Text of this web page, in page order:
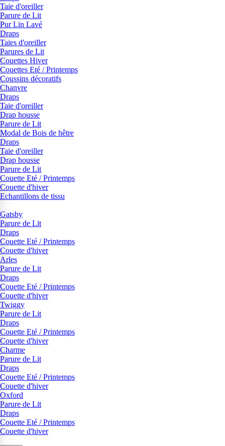
Taie d'oreiller
Parure de Lit
Pur Lin Lavé
Draps
Taies d'oreiller
Parures de Lit
Couettes Hiver
Couettes Eté / Printemps
Coussins décoratifs
Chanvre
Draps
Taie d'oreiller
Drap housse
Parure de Lit
Modal de Bois de hêtre
Draps
Taie d'oreiller
Drap housse
Parure de Lit
Couette Eté / Printemps
Couette d'hiver
Echantillons de tissu
Gatsby
Parure de Lit
Draps
Couette Eté / Printemps
Couette d'hiver
Arles
Parure de Lit
Draps
Couette Eté / Printemps
Couette d'hiver
Twiggy
Parure de Lit
Draps
Couette Eté / Printemps
Couette d'hiver
Charme
Parure de Lit
Draps
Couette Eté / Printemps
Couette d'hiver
Oxford
Parure de Lit
Draps
Couette Eté / Printemps
Couette d'hiver